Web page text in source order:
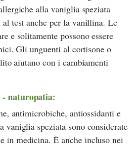
alla vaniglia speziata
test anche per la vanillina. Le
e solitamente possono essere
Gli unguenti al cortisone o
aiutano con i cambiamenti
naturopatia:
antimicrobiche, antiossidanti e
vaniglia speziata sono considerate
in medicina. È anche incluso nei